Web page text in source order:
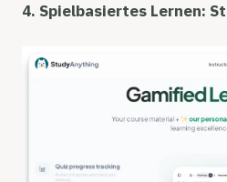
4. Spielbasiertes Lernen: